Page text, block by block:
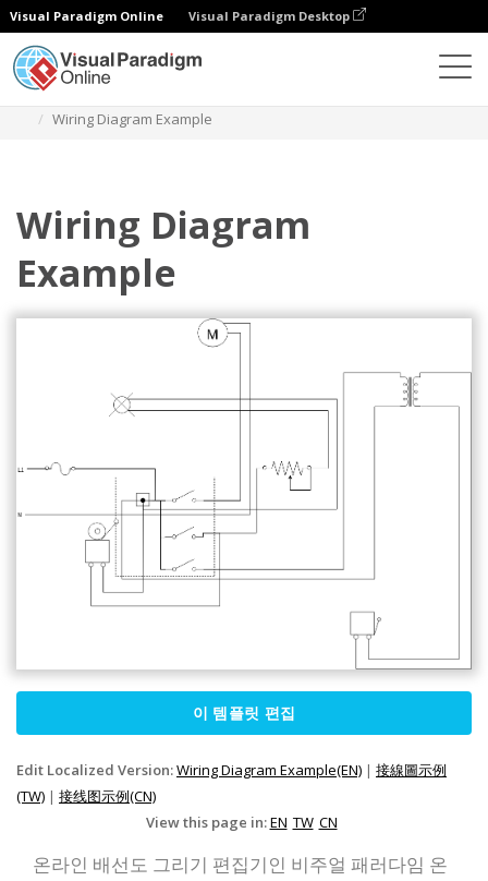
Visual Paradigm Online Visual Paradigm Desktop
Wiring Diagram Example
Wiring Diagram
Example
이 템플릿 편집
Edit Localized Version:Wiring Diagram Example(EN) | 接線圖示例
(TW) | 接线图示例(CN)
View this page in:EN TW CN
온라인 배선도 그리기 편집기인 비주얼 패러다임 온